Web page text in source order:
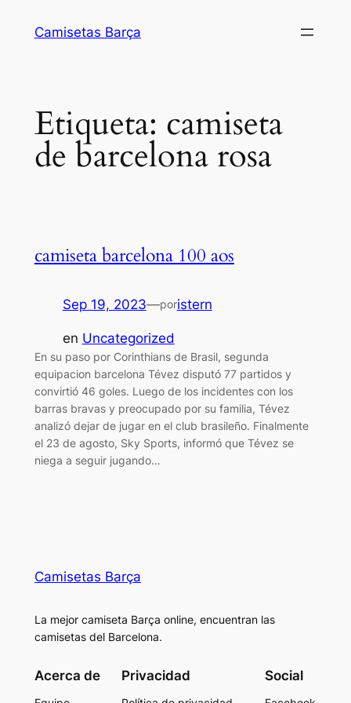
Camisetas Barça
Etiqueta: camiseta
de barcelona rosa
camiseta barcelona 100 aos
Sep 19, 2023—poristern
en Uncategorized
En su paso por Corinthians de Brasil, segunda
equipacion barcelona Tévez disputó 77 partidos y
convirtió 46 goles. Luego de los incidentes con los
barras bravas y preocupado por su familia, Tévez
analizó dejar de jugar en el club brasileño. Finalmente
el 23 de agosto, Sky Sports, informó que Tévez se
niega a seguir jugando…
Camisetas Barça
La mejor camiseta Barça online, encuentran las
camisetas del Barcelona.
Acerca de Privacidad Social